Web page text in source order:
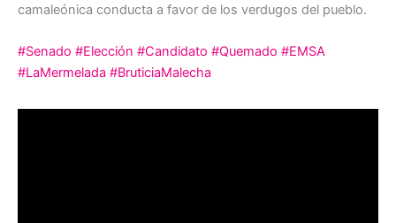
camaleónica conducta a favor de los verdugos del pueblo.
#Senado #Elección #Candidato #Quemado #EMSA
#LaMermelada #BruticiaMalecha